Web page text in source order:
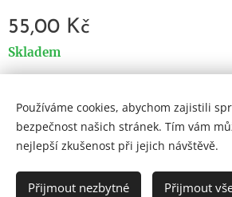
55,00 Kč
Skladem
Cookies
Jazyky
Čeština
English
Používáme cookies, abychom zajistili
bezpečnost našich stránek. Tím vám
nejlepší zkušenost při jejich návštěvě.
Přijmout nezbytné Přijmout